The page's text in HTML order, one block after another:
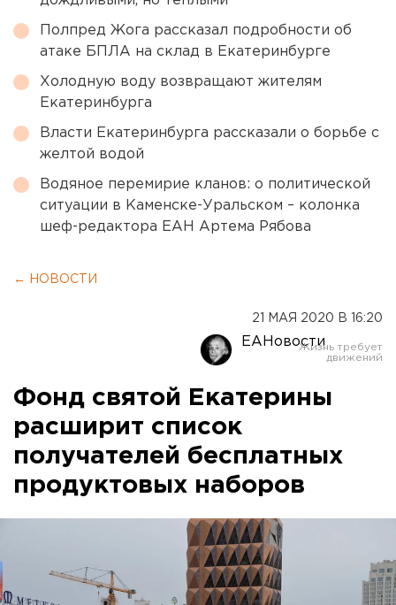
Полпред Жога рассказал подробности об
атаке БПЛА на склад в Екатеринбурге
Холодную воду возвращают жителям
Екатеринбурга
Власти Екатеринбурга рассказали о борьбе с
желтой водой
Водяное перемирие кланов: о политической
ситуации в Каменске-Уральском – колонка
шеф-редактора ЕАН Артема Рябова
← НОВОСТИ
21 МАЯ 2020 В 16:20
ЕАНовости
Фонд святой Екатерины
расширит список
получателей бесплатных
продуктовых наборов